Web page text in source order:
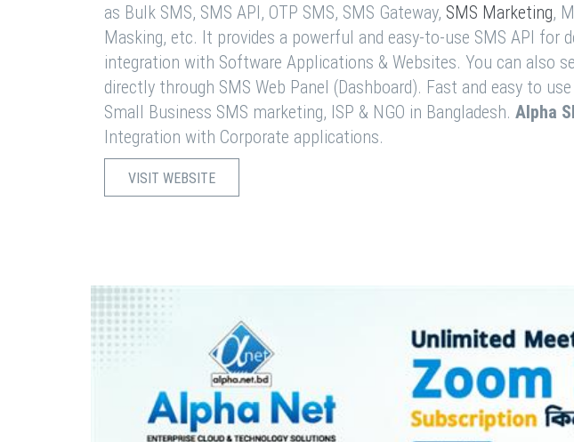
as Bulk SMS, SMS API, OTP SMS, SMS Gateway, SMS Marketing,
Masking, etc. It provides a powerful and easy-to-use SMS API for
integration with Software Applications & Websites. You can also
directly through SMS Web Panel (Dashboard). Fast and easy to
Small Business SMS marketing, ISP & NGO in Bangladesh. Alpha
Integration with Corporate applications.
VISIT WEBSITE